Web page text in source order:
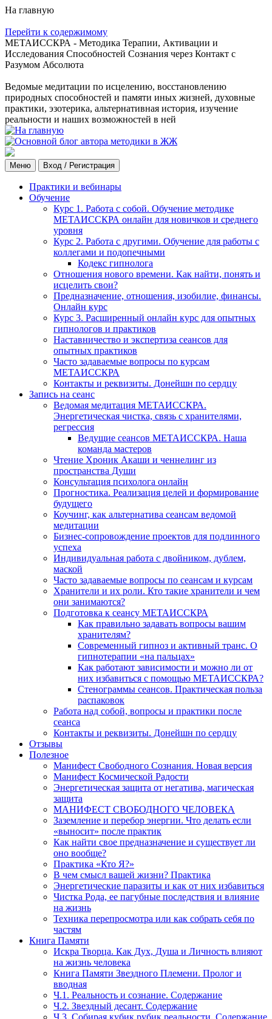
На главную
Перейти к содержимому
МЕТАИССКРА - Методика Терапии, Активации и
Исследования Способностей Сознания через Контакт с
Разумом Абсолюта
Ведомые медитации по исцелению, восстановлению
природных способностей и памяти иных жизней, духовные
практики, эзотерика, альтернативная история, изучение
реальности и наших возможностей в ней
Меню Вход / Регистрация
Практики и вебинары
Обучение
Курс 1. Работа с собой. Обучение методике
МЕТАИССКРА онлайн для новичков и среднего
уровня
Курс 2. Работа с другими. Обучение для работы с
коллегами и подопечными
Кодекс гипнолога
Отношения нового времени. Как найти, понять и
исцелить свои?
Предназначение, отношения, изобилие, финансы.
Онлайн курс
Курс 3. Расширенный онлайн курс для опытных
гипнологов и практиков
Наставничество и экспертиза сеансов для
опытных практиков
Часто задаваемые вопросы по курсам
МЕТАИССКРА
Контакты и реквизиты. Донейшн по сердцу
Запись на сеанс
Ведомая медитация МЕТАИССКРА.
Энергетическая чистка, связь с хранителями,
регрессия
Ведущие сеансов МЕТАИССКРА. Наша
команда мастеров
Чтение Хроник Акаши и ченнелинг из
пространства Души
Консультация психолога онлайн
Прогностика. Реализация целей и формирование
будущего
Коучинг, как альтернатива сеансам ведомой
медитации
Бизнес-сопровождение проектов для подлинного
успеха
Индивидуальная работа с двойником, дублем,
маской
Часто задаваемые вопросы по сеансам и курсам
Хранители и их роли. Кто такие хранители и чем
они занимаются?
Подготовка к сеансу МЕТАИССКРА
Как правильно задавать вопросы вашим
хранителям?
Современный гипноз и активный транс. О
гипнотерапии «на пальцах»
Как работают зависимости и можно ли от
них избавиться с помощью МЕТАИССКРА?
Стенограммы сеансов. Практическая польза
распаковок
Работа над собой, вопросы и практики после
сеанса
Контакты и реквизиты. Донейшн по сердцу
Отзывы
Полезное
Манифест Свободного Сознания. Новая версия
Манифест Космической Радости
Энергетическая защита от негатива, магическая
защита
МАНИФЕСТ СВОБОДНОГО ЧЕЛОВЕКА
Заземление и перебор энергии. Что делать если
«выносит» после практик
Как найти свое предназначение и существует ли
оно вообще?
Практика «Кто Я?»
В чем смысл вашей жизни? Практика
Энергетические паразиты и как от них избавиться
Чистка Рода, ее пагубные последствия и влияние
на жизнь
Техника перепросмотра или как собрать себя по
частям
Книга Памяти
Искра Творца. Как Дух, Душа и Личность влияют
на жизнь человека
Книга Памяти Звездного Племени. Пролог и
вводная
Ч.1. Реальность и сознание. Содержание
Ч.2. Звездный десант. Содержание
Ч.3. Собирая кубик рубик реальности. Содержание